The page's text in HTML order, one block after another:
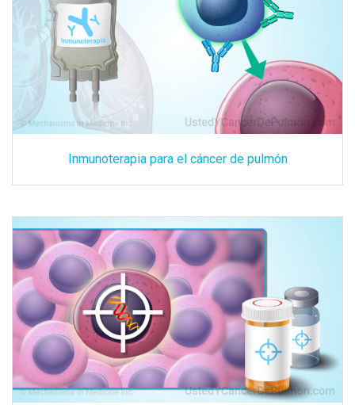
Inmunoterapia para el cáncer de pulmón